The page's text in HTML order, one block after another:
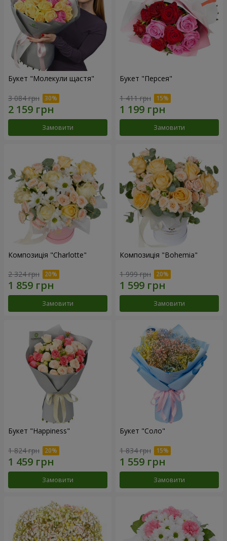
Букет "Молекули щастя"
3 084 грн
Замовити
Букет "Персея"
1 411 грн
Замовити
Композиція "Charlotte"
2 324 грн
Замовити
Композиція "Bohemia"
1 999 грн
Замовити
Букет "Happiness"
1 824 грн
Замовити
Букет "Соло"
1 834 грн
Замовити